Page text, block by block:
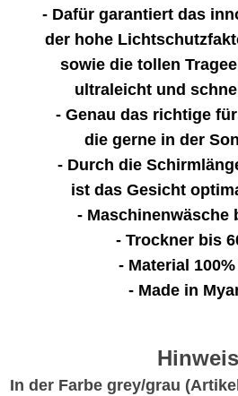
- Dafür garantiert das
der hohe
sowie die tollen
ultraleicht und
- Genau das richtige
die gerne in der
- Durch die
ist das Gesicht
- Maschinenwäsche
- Trockner bis
- Material
- Made in
In der Farbe grey/grau